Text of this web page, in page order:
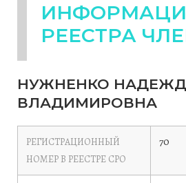
РЕЕСТРА
НУЖНЕНКО
ВЛАДИМИРОВНА
РЕГИСТРАЦИОННЫЙ
НОМЕР В РЕЕСТРЕ СРО
70